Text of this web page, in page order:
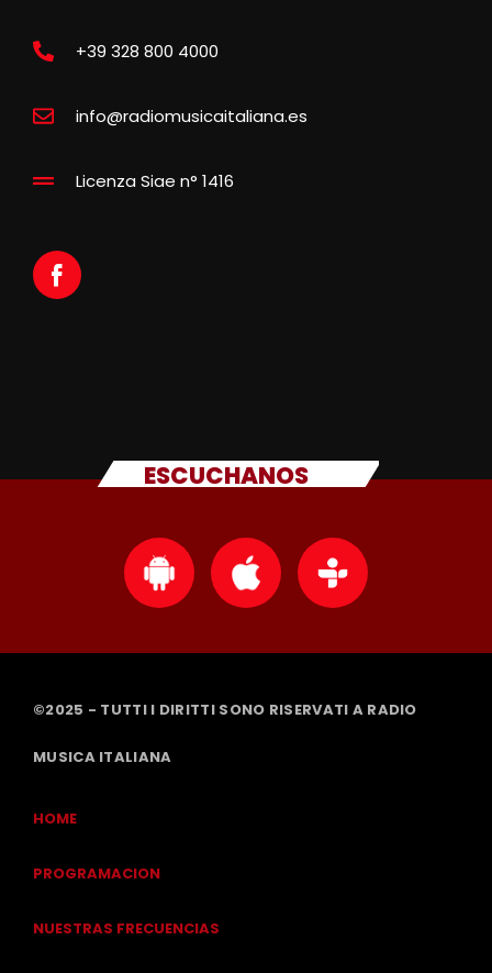
+39 328 800 4000
info@radiomusicaitaliana.es
Licenza Siae n° 1416
ESCUCHANOS
©2025 - TUTTI I DIRITTI SONO RISERVATI A RADIO
MUSICA ITALIANA
HOME
PROGRAMACION
NUESTRAS FRECUENCIAS